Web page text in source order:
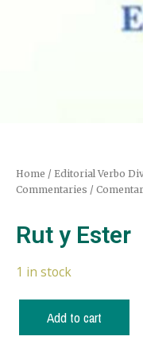
Home / Editorial Verbo
Commentaries /
Rut y Ester
1 in stock
Add to cart